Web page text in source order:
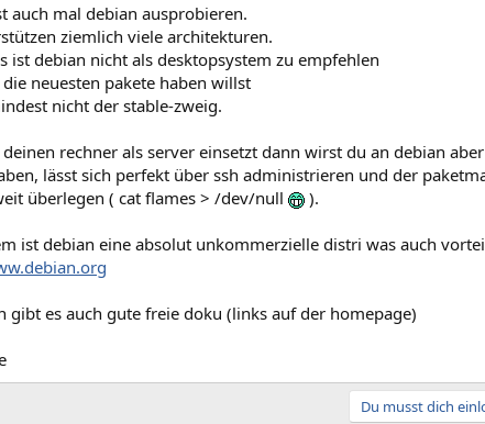
auch mal debian ausprobieren.
ziemlich viele architekturen.
ist debian nicht als desktopsystem zu empfehlen
neuesten pakete haben willst
nicht der stable-zweig.
rechner als server einsetzt dann wirst du an debian
lässt sich perfekt über ssh administrieren und der
überlegen ( cat flames > /dev/null
).
ist debian eine absolut unkommerzielle distri was auch
gibt es auch gute freie doku (links auf der homepage)
Du musst dich